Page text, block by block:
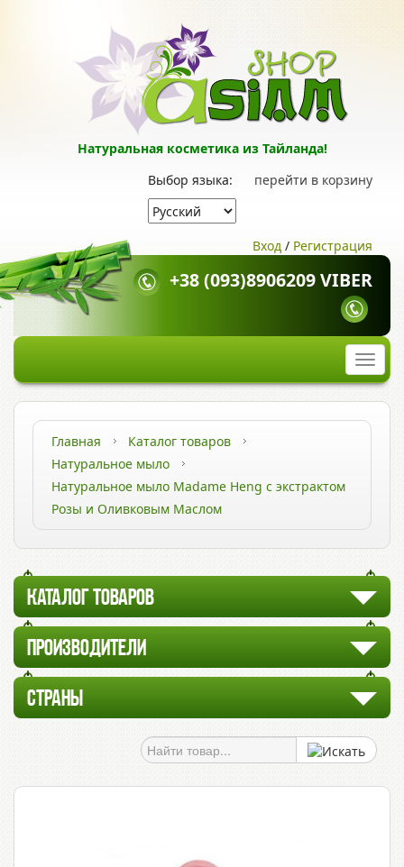
Натуральная косметика из Тайланда!
перейти в корзину
Выбор языка:
Вход / Регистрация
+38 (093)8906209 VIBER
Главная
Каталог товаров
Натуральное мыло
Натуральное мыло Madame Heng с экстрактом
Розы и Оливковым Маслом
КАТАЛОГ ТОВАРОВ
ПРОИЗВОДИТЕЛИ
СТРАНЫ